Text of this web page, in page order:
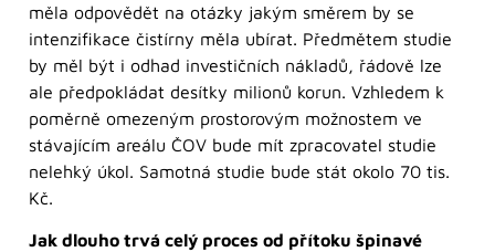
měla odpovědět na otázky jakým směrem by se
intenzifikace čistírny měla ubírat. Předmětem studie
by měl být i odhad investičních nákladů, řádově lze
ale předpokládat desítky milionů korun. Vzhledem k
poměrně omezeným prostorovým možnostem ve
stávajícím areálu ČOV bude mít zpracovatel studie
nelehký úkol. Samotná studie bude stát okolo 70 tis.
Kč.
Jak dlouho trvá celý proces od přítoku špinavé